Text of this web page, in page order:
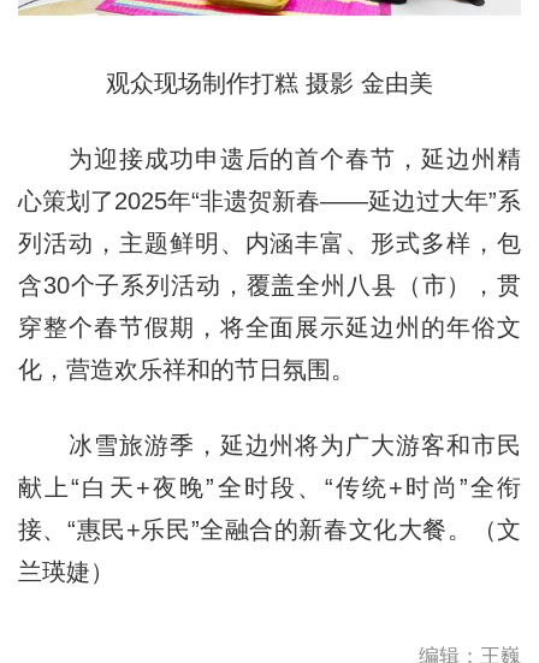
观众现场制作打糕 摄影 金由美
为迎接成功申遗后的首个春节，延边州精
心策划了2025年“非遗贺新春——延边过大年”系
列活动，主题鲜明、内涵丰富、形式多样，包
含30个子系列活动，覆盖全州八县（市），贯
穿整个春节假期，将全面展示延边州的年俗文
化，营造欢乐祥和的节日氛围。
冰雪旅游季，延边州将为广大游客和市民
献上“白天+夜晚”全时段、“传统+时尚”全衔
接、“惠民+乐民”全融合的新春文化大餐。（文
兰瑛婕）
编辑：王巍